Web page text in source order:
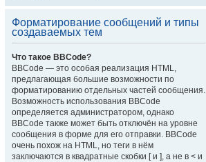
Форматирование сообщений и типы
создаваемых тем
Что такое BBCode?
BBCode — это особая реализация HTML,
предлагающая большие возможности по
форматированию отдельных частей сообщения.
Возможность использования BBCode
определяется администратором, однако
BBCode также может быть отключён на уровне
сообщения в форме для его отправки. BBCode
очень похож на HTML, но теги в нём
заключаются в квадратные скобки [ и ], а не в < и